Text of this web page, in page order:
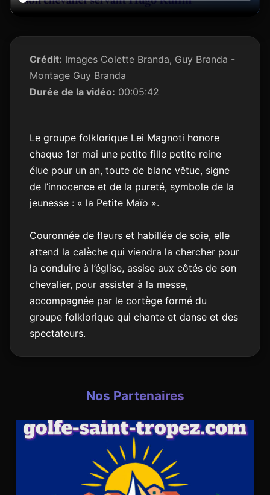
Crédit: Images Colette Branda, Guy Branda -
Montage Guy Branda
Durée de la vidéo: 00:05:42
Le groupe folklorique Lei Magnoti honore
chaque 1er mai une petite fille petite reine
élue pour un an, toute de blanc vêtue, signe
de l’innocence et de la pureté, symbole de la
jeunesse : « la Petite Maïo ».
Couronnée de fleurs et habillée de soie, elle
attend la calèche qui viendra la chercher pour
la conduire à l’église, assise aux côtés de son
chevalier, pour assister à la messe,
accompagnée par le cortège formé du
groupe folklorique qui chante et danse et des
spectateurs.
Nos Partenaires